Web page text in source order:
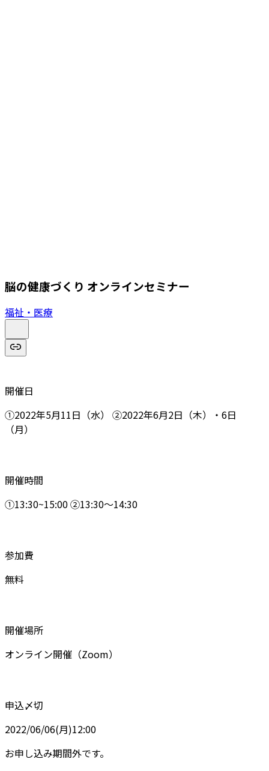
脳の健康づくり オンラインセミナー
福祉・医療
開催日
①2022年5月11日（水） ②2022年6月2日（木）・6日
（月）
開催時間
①13:30~15:00 ②13:30～14:30
参加費
無料
開催場所
オンライン開催（Zoom）
申込〆切
2022/06/06(月)12:00
お申し込み期間外です。